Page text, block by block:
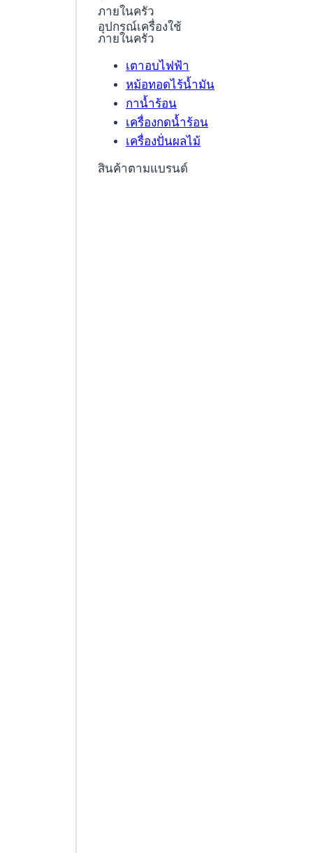
ภายในครัว
อุปกรณ์เครื่องใช้
ภายในครัว
เตาอบไฟฟ้า
หม้อทอดไร้น้ำมัน
กาน้ำร้อน
เครื่องกดน้ำร้อน
เครื่องปั่นผลไม้
สินค้าตามแบรนด์